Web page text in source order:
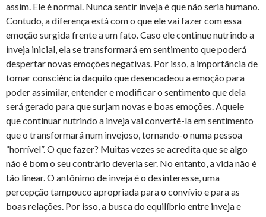
assim. Ele é normal. Nunca sentir inveja é que não seria humano.
Contudo, a diferença está com o que ele vai fazer com essa
emoção surgida frente a um fato. Caso ele continue nutrindo a
inveja inicial, ela se transformará em sentimento que poderá
despertar novas emoções negativas. Por isso, a importância de
tomar consciência daquilo que desencadeou a emoção para
poder assimilar, entender e modificar o sentimento que dela
será gerado para que surjam novas e boas emoções. Aquele
que continuar nutrindo a inveja vai convertê-la em sentimento
que o transformará num invejoso, tornando-o numa pessoa
“horrível”. O que fazer? Muitas vezes se acredita que se algo
não é bom o seu contrário deveria ser. No entanto, a vida não é
tão linear. O antônimo de inveja é o desinteresse, uma
percepção tampouco apropriada para o convívio e para as
boas relações. Por isso, a busca do equilíbrio entre inveja e